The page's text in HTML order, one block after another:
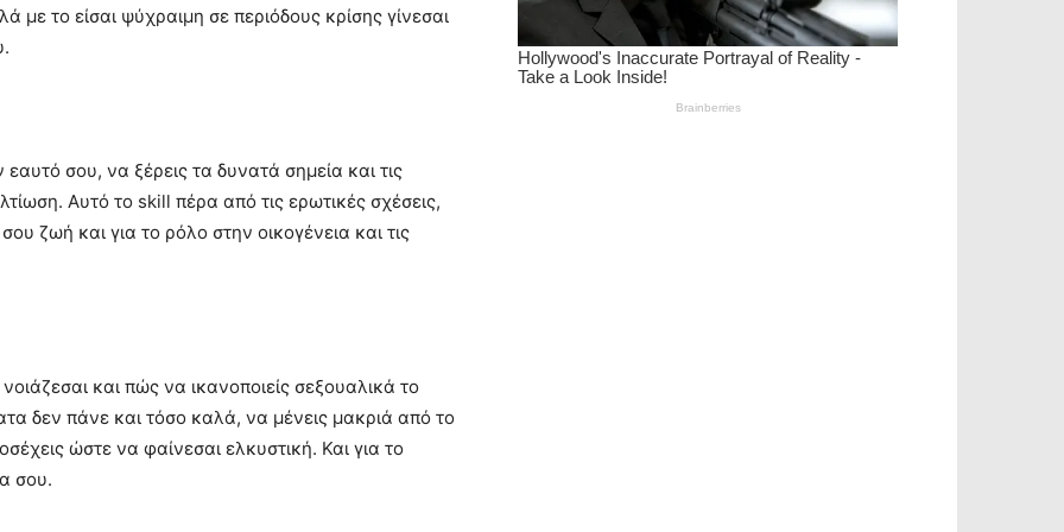
το είσαι ψύχραιμη σε περιόδους κρίσης γίνεσαι
σου, να ξέρεις τα δυνατά σημεία και τις
Αυτό το skill πέρα από τις ερωτικές σχέσεις,
ζωή και για το ρόλο στην οικογένεια και τις
και πώς να ικανοποιείς σεξουαλικά το
δεν πάνε και τόσο καλά, να μένεις μακριά από το
ώστε να φαίνεσαι ελκυστική. Και για το
σου.